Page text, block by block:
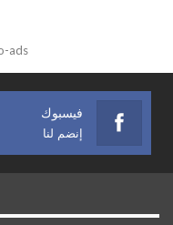
فيسبوك
إنضم لنا